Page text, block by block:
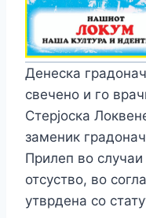
Денеска
свечено и го
Стерјоска
заменик
Прилеп во
отсуство, во
утврдена со